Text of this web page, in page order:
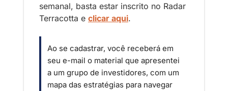
semanal, basta estar inscrito no Radar
Terracotta e clicar aqui.
Ao se cadastrar, você receberá em
seu e-mail o material que apresentei
a um grupo de investidores, com um
mapa das estratégias para navegar